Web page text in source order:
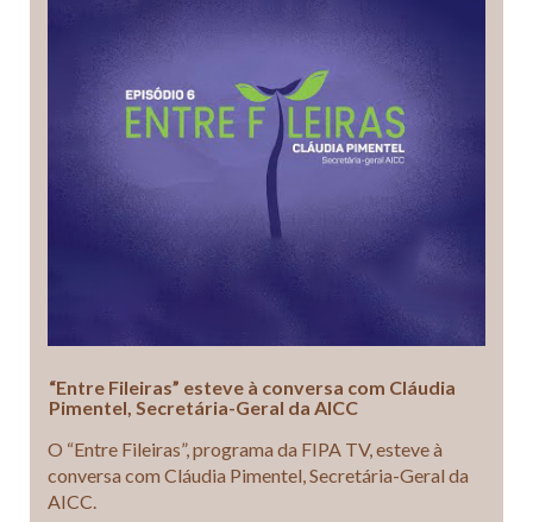
“Entre Fileiras” esteve à conversa com Cláudia
Pimentel, Secretária-Geral da AICC
O “Entre Fileiras”, programa da FIPA TV, esteve à
conversa com Cláudia Pimentel, Secretária-Geral da
AICC.